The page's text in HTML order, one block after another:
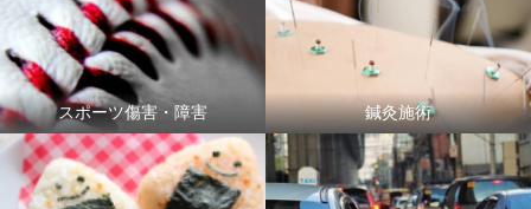
スポーツ傷害・障害 鍼灸施術